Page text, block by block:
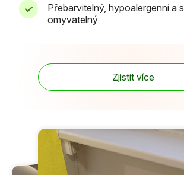
Přebarvitelný, hypoalergenní a
omyvatelný
Zjistit více